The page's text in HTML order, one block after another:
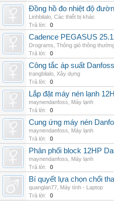
Đồng hồ đo nhiệt độ
Linhbilalo Các thiết bị khác
Trả lời:
0
Cadence PEGASUS
Drograms Thông gió thông
Trả lời:
0
Công tắc áp suất
trangbilalo Xây dựng
Trả lời:
0
Lắp đặt máy nén lạnh
maynendanfoss
Máy lạnh
Trả lời:
0
Cung ứng máy nén
maynendanfoss
Máy lạnh
Trả lời:
0
Phân phối block 12HP
maynendanfoss
Máy lạnh
Trả lời:
0
Bí quyết lựa chọn chổi
quanglan77 Máy tính - Laptop
Trả lời:
0